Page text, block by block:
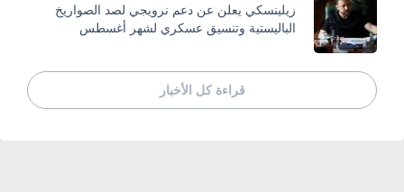
زيلينسكي يعلن عن دعم نرويجي لصد الصواريخ
الباليستية وتنسيق عسكري لشهر أغسطس
قراءة كل الأخبار